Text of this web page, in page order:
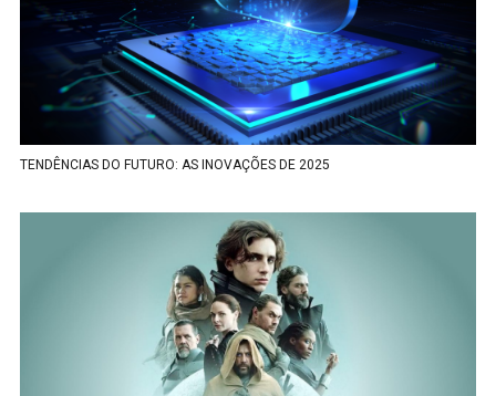
TENDÊNCIAS DO FUTURO: AS INOVAÇÕES DE 2025